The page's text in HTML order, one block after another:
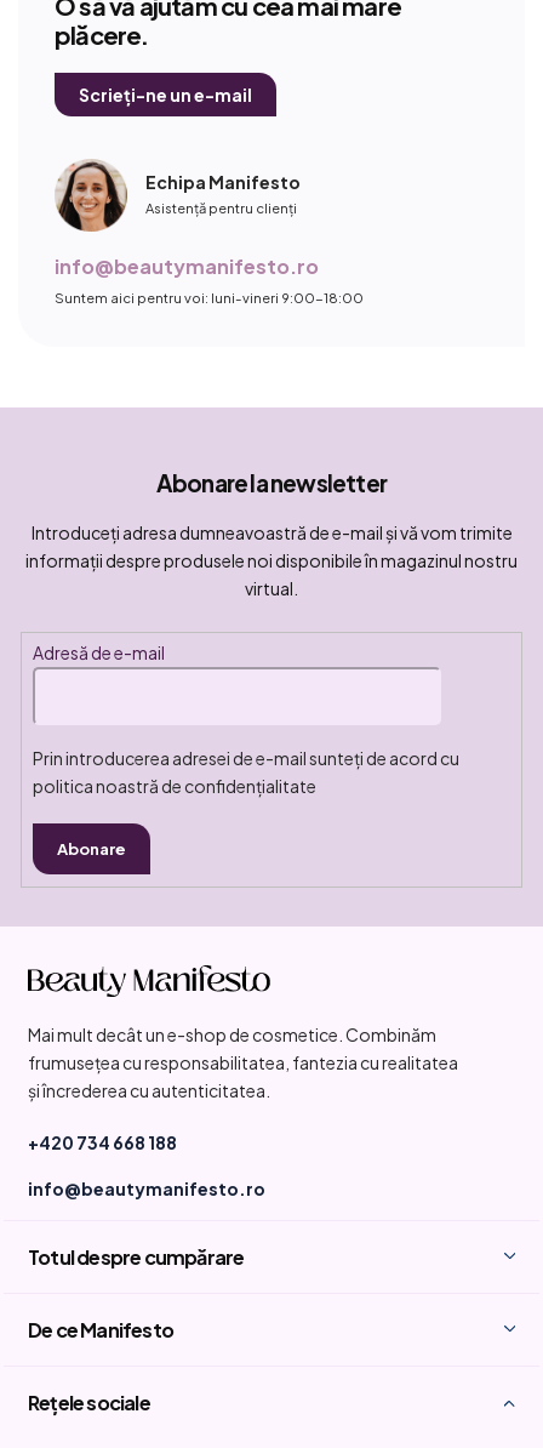
plăcere.
Scrieți-ne un e-mail
Echipa Manifesto
Asistență pentru clienți
info@beautymanifesto.ro
Suntem aici pentru voi: luni-vineri 9:00-18:00
Abonare la newsletter
Introduceţi adresa dumneavoastră de e-mail şi vă vom trimite
informaţii despre produsele noi disponibile în magazinul nostru
virtual.
Adresă de e-mail
Prin introducerea adresei de e-mail sunteți de acord cu
politica noastră de confidențialitate
Abonare
Mai mult decât un e-shop de cosmetice. Combinăm
frumusețea cu responsabilitatea, fantezia cu realitatea
și încrederea cu autenticitatea.
+420 734 668 188
info@beautymanifesto.ro
Totul despre cumpărare
De ce Manifesto
Rețele sociale